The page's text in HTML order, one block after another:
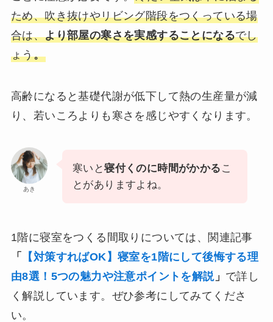
ため、吹き抜けやリビング階段をつくっている場
合は、より部屋の寒さを実感することになるでし
ょう。
高齢になると基礎代謝が低下して熱の生産量が減
り、若いころよりも寒さを感じやすくなります。
あき
寒いと寝付くのに時間がかかる こ
とがありますよね。
1階に寝室をつくる間取りについては、関連記事
「
【対策すればOK】寝室を1階にして後悔する理
由8選！5つの魅力や注意ポイントを解説」 で詳し
く解説しています。ぜひ参考にしてみてくださ
い。